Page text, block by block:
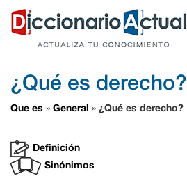
¿Qué es derecho?
Que es » General » ¿Qué es derecho?
Definición
Sinónimos